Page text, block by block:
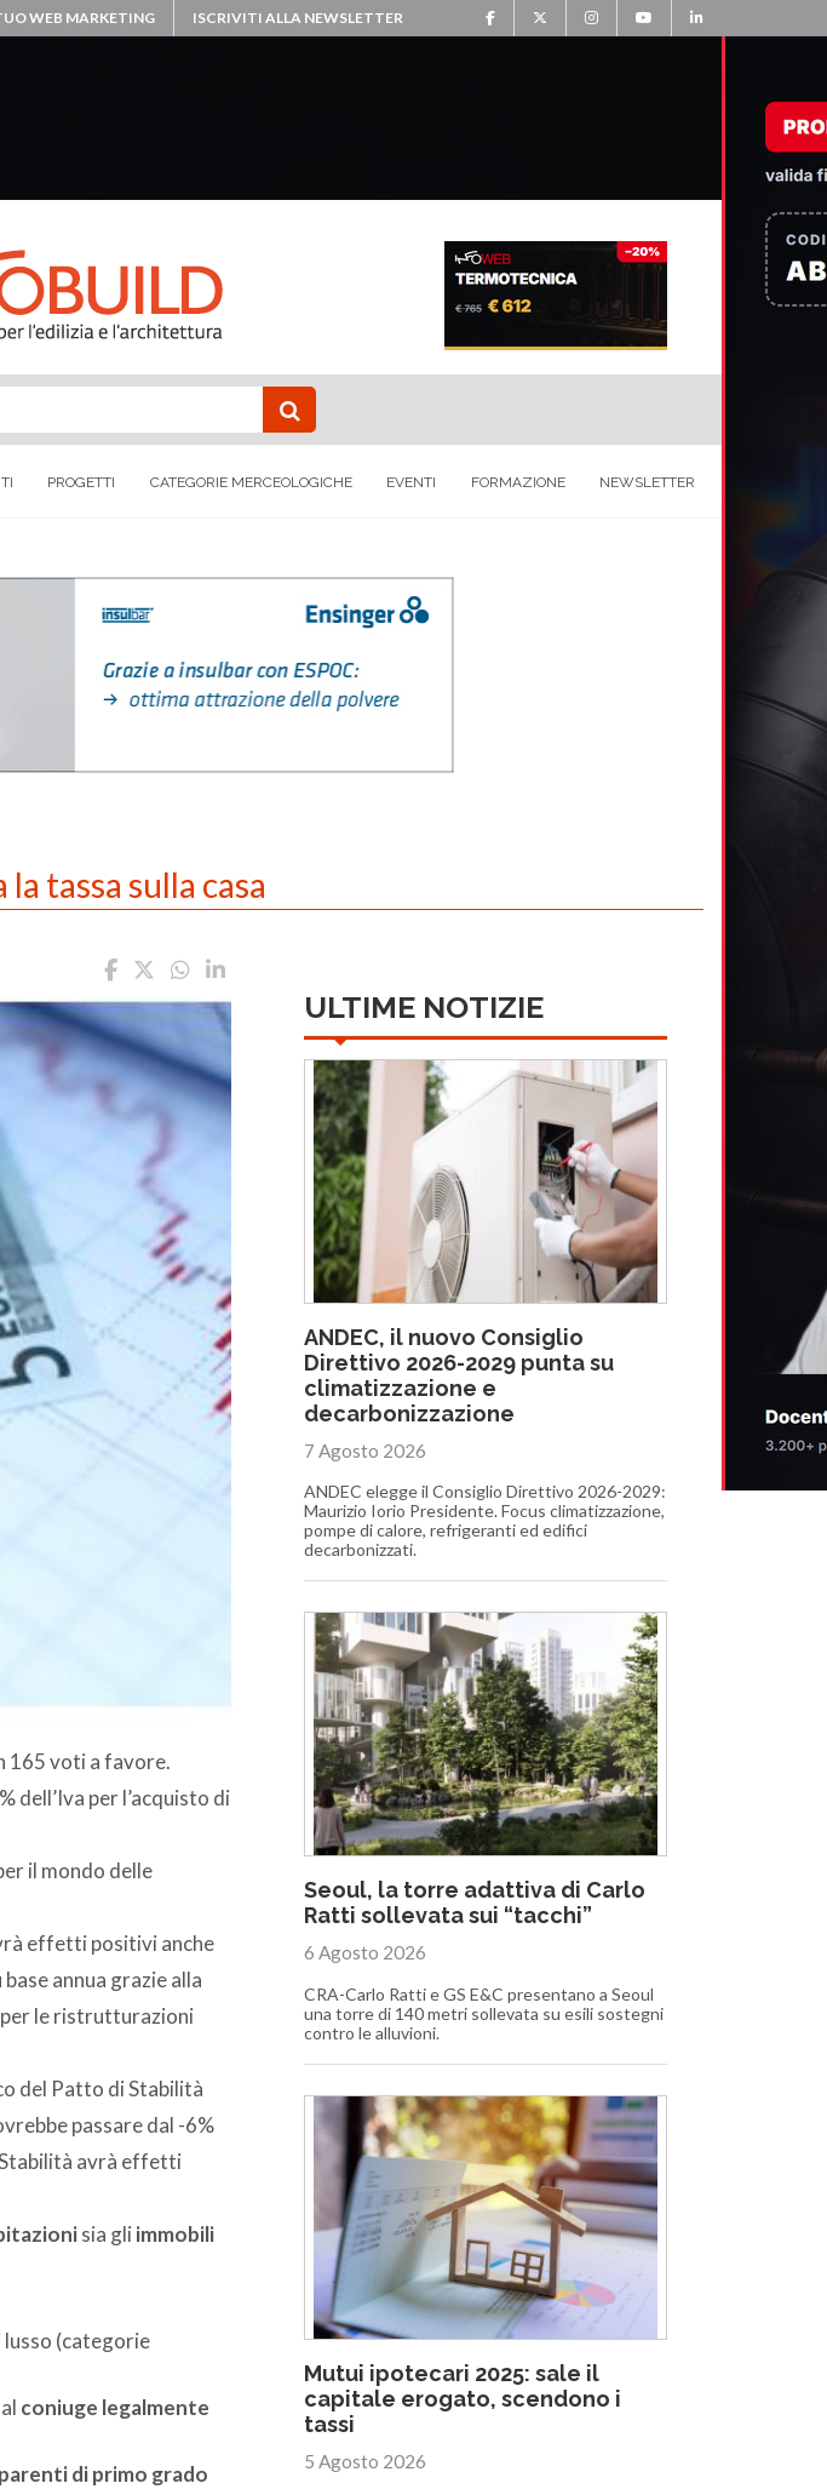
WEB MARKETING ISCRIVITI ALLA NEWSLETTER
PROGETTI CATEGORIE MERCEOLOGICHE EVENTI FORMAZIONE NEWSLETTER
tassa sulla casa
165 voti a favore.
dell’Iva per l’acquisto di
il mondo delle
effetti positivi anche
annua grazie alla
le ristrutturazioni
del Patto di Stabilità
passare dal -6%
Stabilità avrà effetti
sia gli immobili
lusso (categorie
coniuge legalmente
di primo grado
ULTIME NOTIZIE
ANDEC, il nuovo Consiglio
Direttivo 2026-2029 punta su
climatizzazione e
decarbonizzazione
7 Agosto 2026
ANDEC elegge il Consiglio Direttivo 2026-2029:
Maurizio Iorio Presidente. Focus climatizzazione,
pompe di calore, refrigeranti ed edifici
decarbonizzati.
Seoul, la torre adattiva di Carlo
Ratti sollevata sui “tacchi”
6 Agosto 2026
CRA-Carlo Ratti e GS E&C presentano a Seoul
una torre di 140 metri sollevata su esili sostegni
contro le alluvioni.
Mutui ipotecari 2025: sale il
capitale erogato, scendono i
tassi
5 Agosto 2026